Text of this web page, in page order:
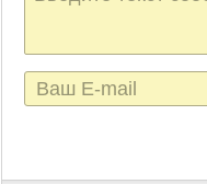
сообщения
E-
mail